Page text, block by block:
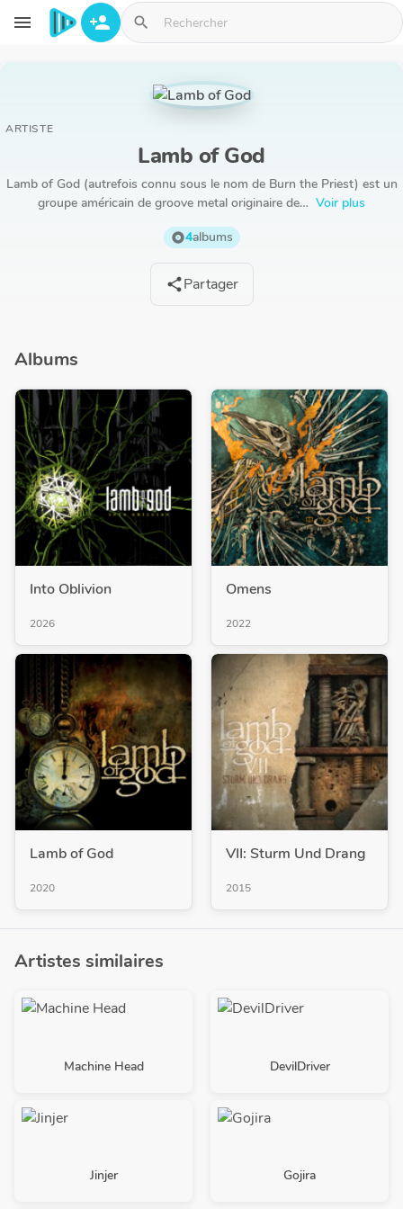
Aller au contenu principal
menu person_add search
ARTISTE
Lamb of God
Lamb of God (autrefois connu sous le nom de Burn the Priest) est un
groupe américain de groove metal originaire de… Voir plus
album4albums
sharePartager
Albums
Into Oblivion
2026
Omens
2022
Lamb of God
2020
VII: Sturm Und Drang
2015
Artistes similaires
Machine Head DevilDriver
Jinjer Gojira